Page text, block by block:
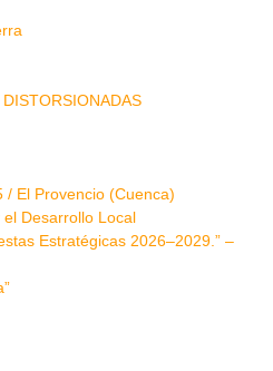
/ El Provencio (Cuenca)
Desarrollo Local
Estratégicas 2026–2029.” –